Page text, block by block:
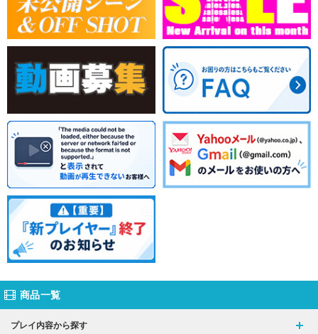
商品一覧
プレイ内容から探す